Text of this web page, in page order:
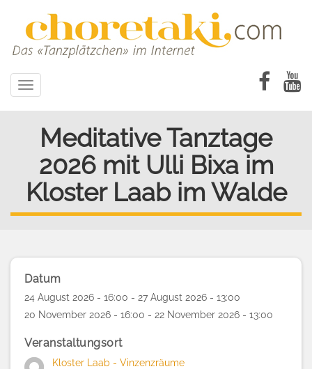
Toggle
navigation
Meditative Tanztage
2026 mit Ulli Bixa im
Kloster Laab im Walde
Datum
24 August 2026 - 16:00 - 27 August 2026 - 13:00
20 November 2026 - 16:00 - 22 November 2026 - 13:00
Veranstaltungsort
Kloster Laab - Vinzenzräume